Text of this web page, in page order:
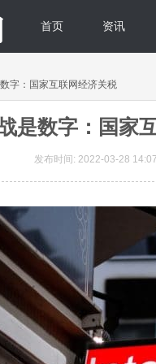
首页 资讯
字：国家互联网经济关税
是数字：国家
发布时间: 2022-03-28